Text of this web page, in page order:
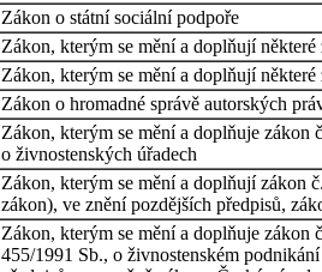
Zákon o státní sociální podpoře
Zákon, kterým se mění a doplňují
Zákon, kterým se mění a doplňují
Zákon o hromadné správě autorských
Zákon, kterým se mění a doplňuje zákon
o živnostenských úřadech
Zákon, kterým se mění a doplňují zákon
zákon), ve znění pozdějších předpisů,
Zákon, kterým se mění a doplňuje
455/1991 Sb., o živnostenském